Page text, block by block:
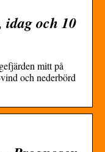
och 10
mitt på
och nederbörd